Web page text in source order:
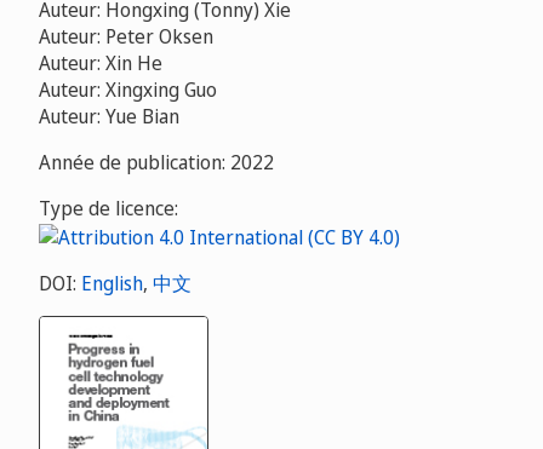
Auteur: Hongxing (Tonny) Xie
Auteur: Peter Oksen
Auteur: Xin He
Auteur: Xingxing Guo
Auteur: Yue Bian
Année de publication: 2022
Type de licence:
DOI: English, 中文